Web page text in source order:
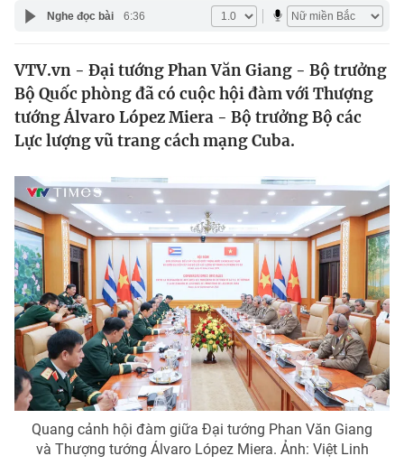
Y tế
Thế giới
Tin tức
Thế giới đó đây
Câu chuyện quốc tế
Kinh tế
Thị trường
Góc doanh nghiệp
Dữ liệu và đời sống
Truyền hình
Phim VTV
Hậu trường
Nhân vật
Khán giả
Giải sao mai
Giải trí
Điện ảnh
Âm nhạc
Sao
Đời sống
Du lịch
Làm đẹp
Chất lượng cuộc sống
Giáo dục
Tuyển sinh
Học trực tuyến
Công nghệ
Nghe đọc bài 6:36
VTV.vn - Đại tướng Phan Văn Giang - Bộ trưởng
Bộ Quốc phòng đã có cuộc hội đàm với Thượng
tướng Álvaro López Miera - Bộ trưởng Bộ các
Lực lượng vũ trang cách mạng Cuba.
Quang cảnh hội đàm giữa Đại tướng Phan Văn Giang
và Thượng tướng Álvaro López Miera. Ảnh: Việt Linh